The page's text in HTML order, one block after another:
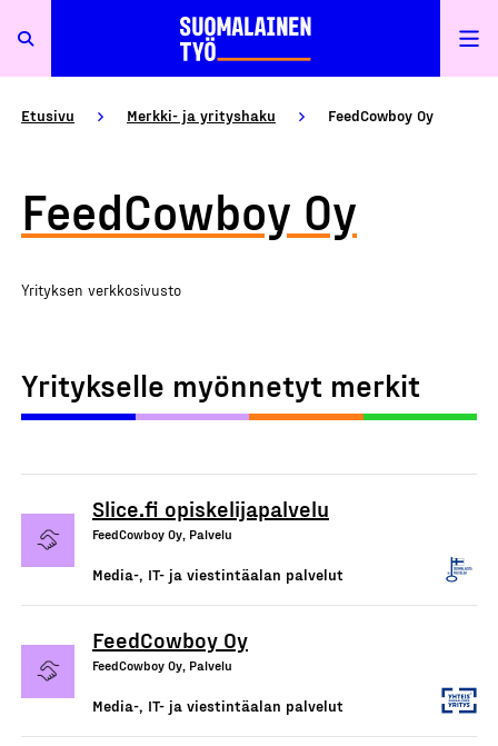
Etusivu Merkki- ja yrityshaku FeedCowboy Oy
FeedCowboy Oy
Yrityksen verkkosivusto
Yritykselle myönnetyt merkit
Slice.fi opiskelijapalvelu
FeedCowboy Oy, Palvelu
Media-, IT- ja viestintäalan palvelut
FeedCowboy Oy
FeedCowboy Oy, Palvelu
Media-, IT- ja viestintäalan palvelut